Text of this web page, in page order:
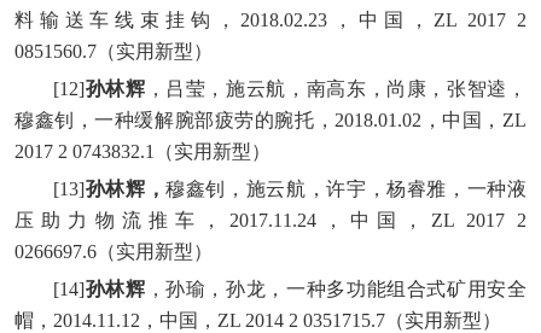
料输送车线束挂钩，2018.02.23，中国，ZL 2017 2
0851560.7（实用新型）
[12]孙林辉 ，吕莹，施云航，南高东，尚康，张智逵，
穆鑫钊，一种缓解腕部疲劳的腕托，2018.01.02，中国，ZL
2017 2 0743832.1（实用新型）
[13]孙林辉，穆鑫钊，施云航，许宇，杨睿雅，一种液
压助力物流推车，2017.11.24，中国，ZL 2017 2
0266697.6（实用新型）
[14]孙林辉 ，孙瑜，孙龙，一种多功能组合式矿用安全
帽，2014.11.12，中国，ZL 2014 2 0351715.7（实用新型）